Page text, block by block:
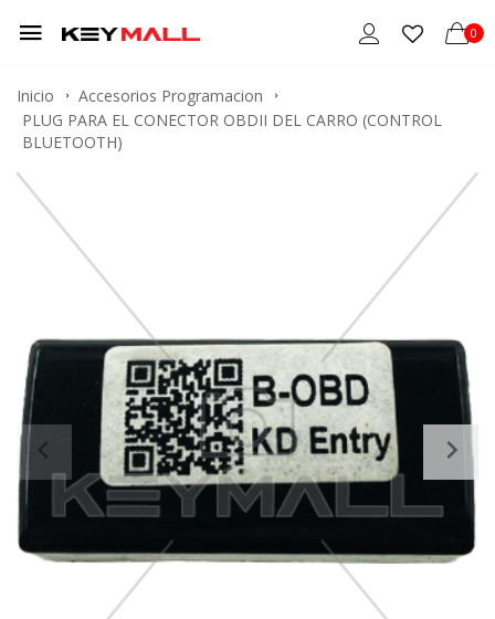
0
Inicio
Accesorios Programacion
PLUG PARA EL CONECTOR OBDII DEL CARRO (CONTROL
BLUETOOTH)